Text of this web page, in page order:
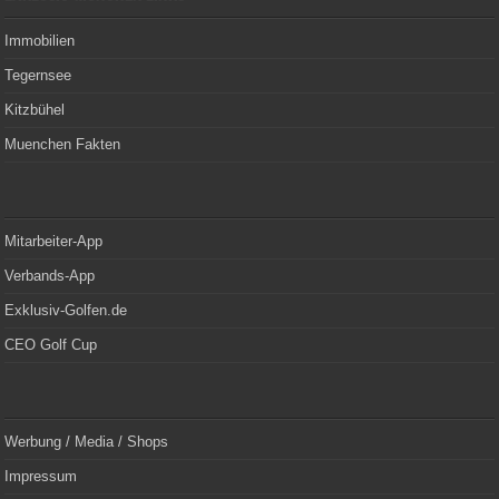
Immobilien
Tegernsee
Kitzbühel
Muenchen Fakten
Mitarbeiter-App
Verbands-App
Exklusiv-Golfen.de
CEO Golf Cup
Werbung / Media / Shops
Impressum